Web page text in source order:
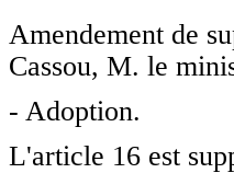
Amendement de
Cassou, M. le
- Adoption.
L'article 16 est